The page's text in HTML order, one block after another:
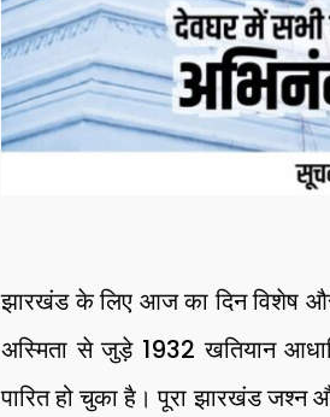
झारखंड के लिए आज का दिन विशेष
अस्मिता से जुड़े 1932 खतियान
पारित हो चुका है। पूरा झारखंड जश्न